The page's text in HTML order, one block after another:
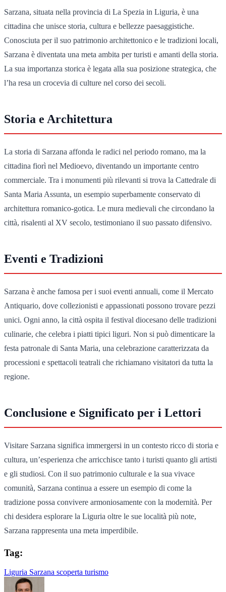
Sarzana, situata nella provincia di La Spezia in Liguria, è una
cittadina che unisce storia, cultura e bellezze paesaggistiche.
Conosciuta per il suo patrimonio architettonico e le tradizioni locali,
Sarzana è diventata una meta ambita per turisti e amanti della storia.
La sua importanza storica è legata alla sua posizione strategica, che
l’ha resa un crocevia di culture nel corso dei secoli.
Storia e Architettura
La storia di Sarzana affonda le radici nel periodo romano, ma la
cittadina fiorì nel Medioevo, diventando un importante centro
commerciale. Tra i monumenti più rilevanti si trova la Cattedrale di
Santa Maria Assunta, un esempio superbamente conservato di
architettura romanico-gotica. Le mura medievali che circondano la
città, risalenti al XV secolo, testimoniano il suo passato difensivo.
Eventi e Tradizioni
Sarzana è anche famosa per i suoi eventi annuali, come il Mercato
Antiquario, dove collezionisti e appassionati possono trovare pezzi
unici. Ogni anno, la città ospita il festival diocesano delle tradizioni
culinarie, che celebra i piatti tipici liguri. Non si può dimenticare la
festa patronale di Santa Maria, una celebrazione caratterizzata da
processioni e spettacoli teatrali che richiamano visitatori da tutta la
regione.
Conclusione e Significato per i Lettori
Visitare Sarzana significa immergersi in un contesto ricco di storia e
cultura, un’esperienza che arricchisce tanto i turisti quanto gli artisti
e gli studiosi. Con il suo patrimonio culturale e la sua vivace
comunità, Sarzana continua a essere un esempio di come la
tradizione possa convivere armoniosamente con la modernità. Per
chi desidera esplorare la Liguria oltre le sue località più note,
Sarzana rappresenta una meta imperdibile.
Tag:
Liguria Sarzana scoperta turismo